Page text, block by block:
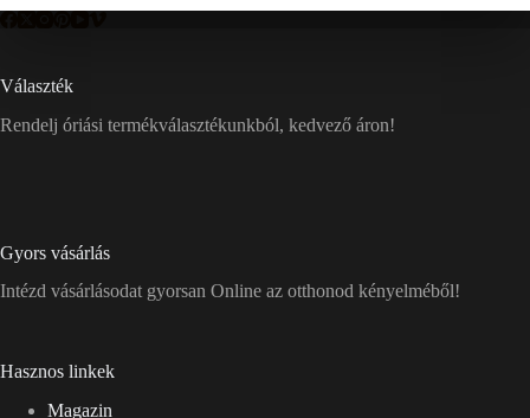
Választék
Rendelj óriási termékválasztékunkból, kedvező áron!
Gyors vásárlás
Intézd vásárlásodat gyorsan Online az otthonod kényelméből!
Hasznos linkek
Magazin